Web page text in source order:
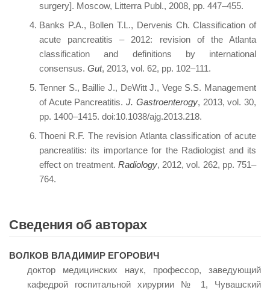
surgery]. Moscow, Litterra Publ., 2008, pp. 447–455.
Banks P.A., Bollen T.L., Dervenis Ch. Classification of
acute pancreatitis – 2012: revision of the Atlanta
classification and definitions by international
consensus. Gut, 2013, vol. 62, pp. 102–111.
Tenner S., Baillie J., DeWitt J., Vege S.S. Management
of Acute Pancreatitis.J. Gastroenterogy, 2013, vol. 30,
pp. 1400–1415. doi:10.1038/ajg.2013.218.
Thoeni R.F. The revision Atlanta classification of acute
pancreatitis: its importance for the Radiologist and its
effect on treatment. Radiology, 2012, vol. 262, pp. 751–
764.
Сведения об авторах
ВОЛКОВ ВЛАДИМИР ЕГОРОВИЧ
доктор медицинских наук, профессор, заведующий
кафедрой госпитальной хирургии № 1, Чувашский